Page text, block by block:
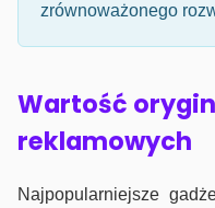
zrównoważonego
Wartość
reklamowych
Najpopularniejsze